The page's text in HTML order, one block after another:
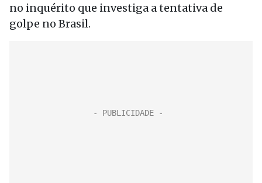
no inquérito que investiga a tentativa de
golpe no Brasil.